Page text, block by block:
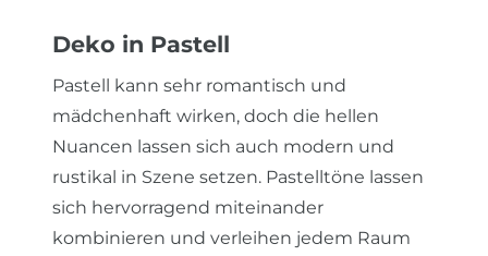
Deko in Pastell
Pastell kann sehr romantisch und
mädchenhaft wirken, doch die hellen
Nuancen lassen sich auch modern und
rustikal in Szene setzen. Pastelltöne lassen
sich hervorragend miteinander
kombinieren und verleihen jedem Raum